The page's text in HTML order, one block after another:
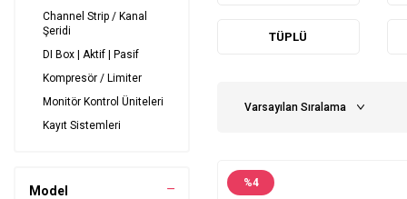
Channel Strip / Kanal
Şeridi
DI Box | Aktif | Pasif
Kompresör / Limiter
Monitör Kontrol Üniteleri
Kayıt Sistemleri
Model
TÜPLÜ
%4